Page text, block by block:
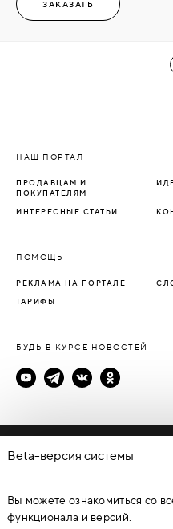
ЗАКАЗАТЬ
НАШ ПОРТАЛ
ПРОДАВЦАМ И
ПОКУПАТЕЛЯМ
ИНТЕРЕСНЫЕ СТАТЬИ
ПОМОЩЬ
РЕКЛАМА НА ПОРТАЛЕ
ТАРИФЫ
БУДЬ В КУРСЕ НОВОСТЕЙ
Политика
© Каталог дверей -
являются объектами
копирование,
Beta-версия системы
Вы можете ознакомиться со
функционала и версий.